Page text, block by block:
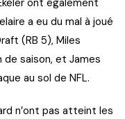
a eu du mal à joué
(RB 5), Miles
de saison, et James
au sol de NFL.
n’ont pas atteint les